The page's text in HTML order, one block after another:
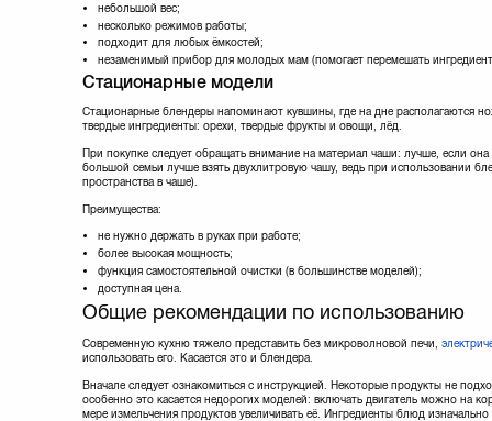
небольшой вес;
несколько режимов работы;
подходит для любых ёмкостей;
незаменимый прибор для молодых мам (помогает перемешать
Стационарные модели
Стационарные блендеры напоминают кувшины, где на дне располагаются
твердые ингредиенты: орехи, твердые фрукты и овощи, лёд.
При покупке следует обращать внимание на материал чаши: лучше, если
большой семьи лучше взять двухлитровую чашу, ведь при использовании
пространства в чаше).
Преимущества:
не нужно держать в руках при работе;
более высокая мощность;
функция самостоятельной очистки (в большинстве моделей);
доступная цена.
Общие рекомендации по использованию
Современную кухню тяжело представить без микроволновой печи,
использовать его. Касается это и блендера.
Вначале следует ознакомиться с инструкцией. Некоторые продукты не
особенно это касается недорогих моделей: включать двигатель можно на
мере измельчения продуктов увеличивать её. Ингредиенты блюд